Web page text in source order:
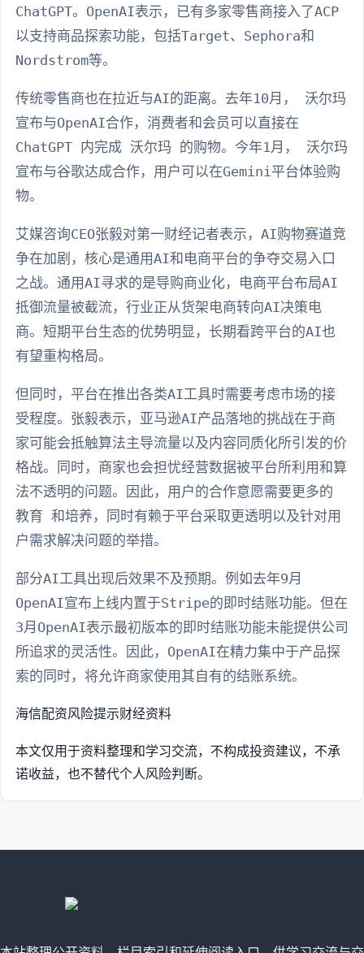
ChatGPT。OpenAI表示，已有多家零售商接入了ACP
以支持商品探索功能，包括Target、Sephora和
Nordstrom等。
传统零售商也在拉近与AI的距离。去年10月， 沃尔玛
宣布与OpenAI合作，消费者和会员可以直接在
ChatGPT 内完成 沃尔玛 的购物。今年1月， 沃尔玛
宣布与谷歌达成合作，用户可以在Gemini平台体验购
物。
艾媒咨询CEO张毅对第一财经记者表示，AI购物赛道竞
争在加剧，核心是通用AI和电商平台的争夺交易入口
之战。通用AI寻求的是导购商业化，电商平台布局AI
抵御流量被截流，行业正从货架电商转向AI决策电
商。短期平台生态的优势明显，长期看跨平台的AI也
有望重构格局。
但同时，平台在推出各类AI工具时需要考虑市场的接
受程度。张毅表示，亚马逊AI产品落地的挑战在于商
家可能会抵触算法主导流量以及内容同质化所引发的价
格战。同时，商家也会担忧经营数据被平台所利用和算
法不透明的问题。因此，用户的合作意愿需要更多的
教育 和培养，同时有赖于平台采取更透明以及针对用
户需求解决问题的举措。
部分AI工具出现后效果不及预期。例如去年9月
OpenAI宣布上线内置于Stripe的即时结账功能。但在
3月OpenAI表示最初版本的即时结账功能未能提供公司
所追求的灵活性。因此，OpenAI在精力集中于产品探
索的同时，将允许商家使用其自有的结账系统。
海信配资风险提示财经资料
本文仅用于资料整理和学习交流，不构成投资建议，不承
诺收益，也不替代个人风险判断。